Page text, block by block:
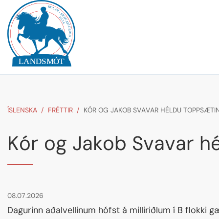
ÍSLENSKA / FRÉTTIR / KÓR OG JAKOB SVAVAR HÉLDU
Kór og Jakob Svavar
08.07.2026
Dagurinn aðalvellinum hófst á milliriðlum í B flokki